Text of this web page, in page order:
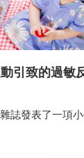
引致的過敏
誌發表了一項